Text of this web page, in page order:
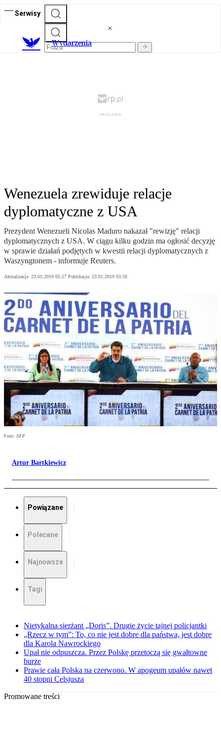
Serwisy
Wydarzenia
Wenezuela zrewiduje relacje
dyplomatyczne z USA
Prezydent Wenezueli Nicolas Maduro nakazał "rewizję" relacji
dyplomatycznych z USA. W ciągu kilku godzin ma ogłosić decyzję
w sprawie działań podjętych w kwestii relacji dyplomatycznych z
Waszyngtonem - informuje Reuters.
Aktualizacja: 23.01.2019 05:27 Publikacja: 23.01.2019 03:58
Foto: AFP
Artur Bartkiewicz
Powiązane
Polecane
Najnowsze
Tagi
Nietykalna sierżant „Doris”. Drugie życie tajnej policjantki
„Rzecz w tym”: To, co nie jest dobre dla państwa, jest dobre
dla Karola Nawrockiego
Upał nie odpuszcza. Przez Polskę przetoczą się gwałtowne
burze
Prawie cała Polska na czerwono. W apogeum upałów nawet
40 stopni Celsjusza
Promowane treści